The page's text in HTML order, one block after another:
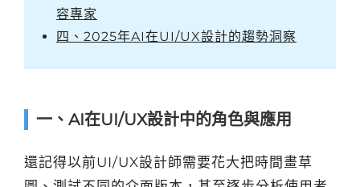
容專家
四、2025年AI在UI/UX設計的趨勢洞察
一、AI在UI/UX設計中的角色與應用
還記得以前UI/UX設計師需要花大把時間畫草